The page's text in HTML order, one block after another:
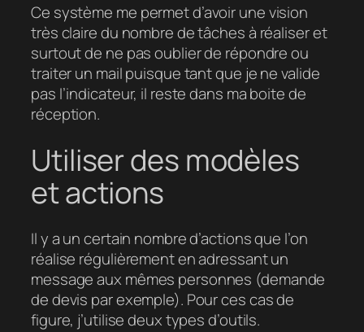
Ce système me permet d’avoir une vision
très claire du nombre de tâches à réaliser et
surtout de ne pas oublier de répondre ou
traiter un mail puisque tant que je ne valide
pas l’indicateur, il reste dans ma boite de
réception.
Utiliser des modèles
et actions
Il y a un certain nombre d’actions que l’on
réalise régulièrement en adressant un
message aux mêmes personnes (demande
de devis par exemple). Pour ces cas de
figure, j’utilise deux types d’outils.